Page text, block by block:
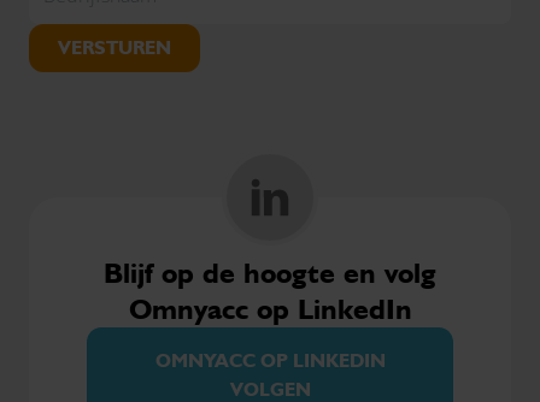
VERSTUREN
Blijf op de hoogte en volg
Omnyacc op LinkedIn
OMNYACC OP LINKEDIN
VOLGEN